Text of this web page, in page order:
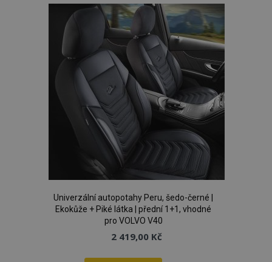
oblíbeným
Univerzální autopotahy Peru, šedo-černé |
Ekokůže + Piké látka | přední 1+1, vhodné
pro VOLVO V40
2 419,00 Kč